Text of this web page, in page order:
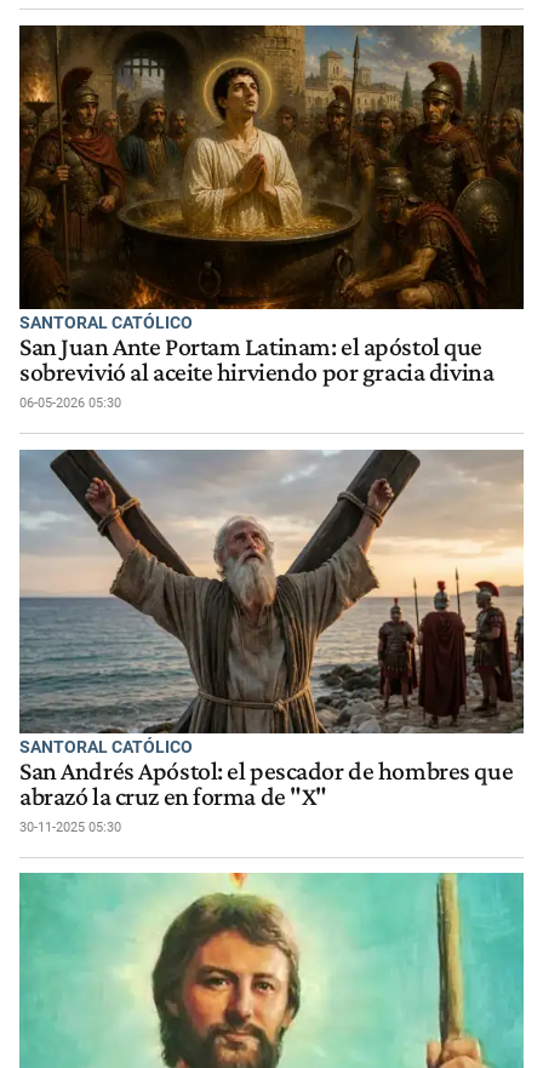
SANTORAL CATÓLICO
San Juan Ante Portam Latinam: el apóstol que
sobrevivió al aceite hirviendo por gracia divina
06-05-2026 05:30
SANTORAL CATÓLICO
San Andrés Apóstol: el pescador de hombres que
abrazó la cruz en forma de "X"
30-11-2025 05:30